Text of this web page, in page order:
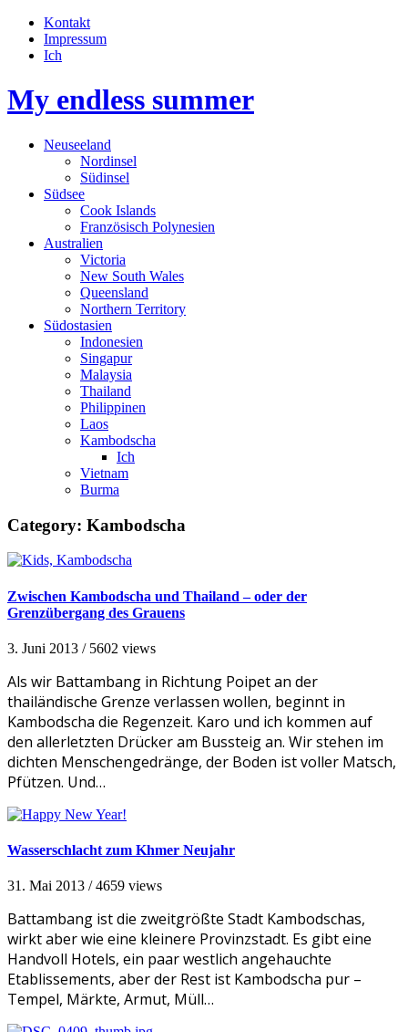
Kontakt
Impressum
Ich
My endless summer
Neuseeland
Nordinsel
Südinsel
Südsee
Cook Islands
Französisch Polynesien
Australien
Victoria
New South Wales
Queensland
Northern Territory
Südostasien
Indonesien
Singapur
Malaysia
Thailand
Philippinen
Laos
Kambodscha
Ich
Vietnam
Burma
Category: Kambodscha
Zwischen Kambodscha und Thailand – oder der
Grenzübergang des Grauens
3. Juni 2013 /5602 views
Als wir Battambang in Richtung Poipet an der
thailändische Grenze verlassen wollen, beginnt in
Kambodscha die Regenzeit. Karo und ich kommen auf
den allerletzten Drücker am Bussteig an. Wir stehen im
dichten Menschengedränge, der Boden ist voller Matsch,
Pfützen. Und…
Wasserschlacht zum Khmer Neujahr
31. Mai 2013 /4659 views
Battambang ist die zweitgrößte Stadt Kambodschas,
wirkt aber wie eine kleinere Provinzstadt. Es gibt eine
Handvoll Hotels, ein paar westlich angehauchte
Etablissements, aber der Rest ist Kambodscha pur –
Tempel, Märkte, Armut, Müll…